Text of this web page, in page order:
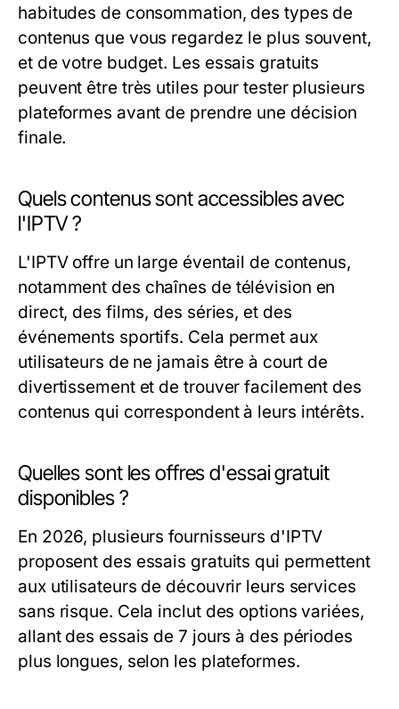
habitudes de consommation, des types de
contenus que vous regardez le plus souvent,
et de votre budget. Les essais gratuits
peuvent être très utiles pour tester plusieurs
plateformes avant de prendre une décision
finale.
Quels contenus sont accessibles avec
l'IPTV ?
L'IPTV offre un large éventail de contenus,
notamment des chaînes de télévision en
direct, des films, des séries, et des
événements sportifs. Cela permet aux
utilisateurs de ne jamais être à court de
divertissement et de trouver facilement des
contenus qui correspondent à leurs intérêts.
Quelles sont les offres d'essai gratuit
disponibles ?
En 2026, plusieurs fournisseurs d'IPTV
proposent des essais gratuits qui permettent
aux utilisateurs de découvrir leurs services
sans risque. Cela inclut des options variées,
allant des essais de 7 jours à des périodes
plus longues, selon les plateformes.